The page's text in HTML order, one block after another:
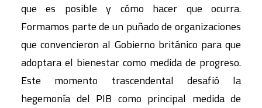
que es posible y cómo hacer que ocurra.
Formamos parte de un puñado de organizaciones
que convencieron al Gobierno británico para que
adoptara el bienestar como medida de progreso.
Este momento trascendental desafió la
hegemonía del PIB como principal medida de